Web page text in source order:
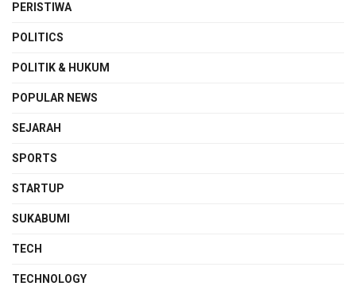
PERISTIWA
POLITICS
POLITIK & HUKUM
POPULAR NEWS
SEJARAH
SPORTS
STARTUP
SUKABUMI
TECH
TECHNOLOGY